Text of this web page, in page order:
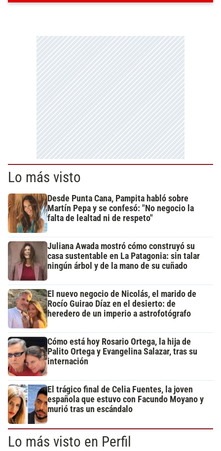
Lo más visto
Desde Punta Cana, Pampita habló sobre
Martín Pepa y se confesó: "No negocio la
falta de lealtad ni de respeto"
Juliana Awada mostró cómo construyó su
casa sustentable en La Patagonia: sin talar
ningún árbol y de la mano de su cuñado
El nuevo negocio de Nicolás, el marido de
Rocío Guirao Díaz en el desierto: de
heredero de un imperio a astrofotógrafo
Cómo está hoy Rosario Ortega, la hija de
Palito Ortega y Evangelina Salazar, tras su
internación
El trágico final de Celia Fuentes, la joven
española que estuvo con Facundo Moyano y
murió tras un escándalo
Lo más visto en Perfil